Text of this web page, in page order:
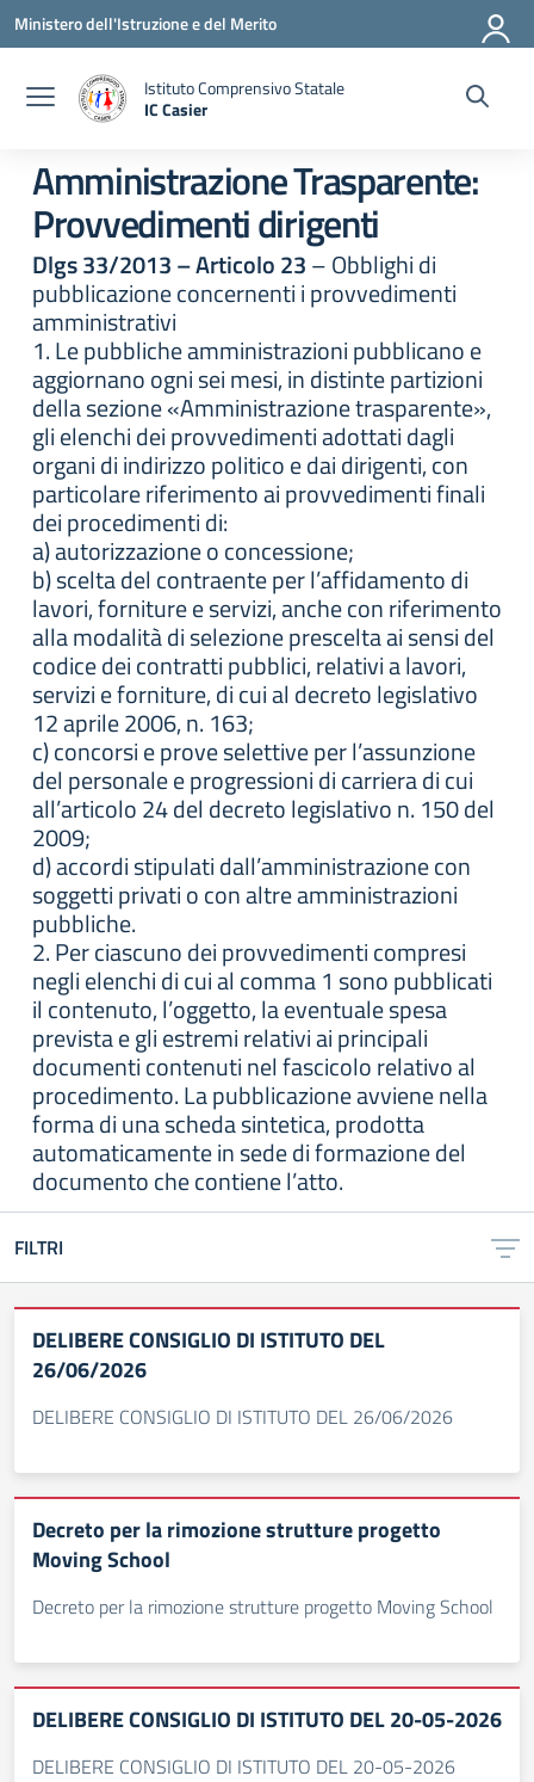
Vai ai contenuti
Vai al menu di navigazione
Vai al footer
Ministero dell'Istruzione e del Merito
Istituto Comprensivo Statale
IC Casier
Amministrazione Trasparente:
Provvedimenti dirigenti
Dlgs 33/2013 – Articolo 23– Obblighi di
pubblicazione concernenti i provvedimenti
amministrativi
1. Le pubbliche amministrazioni pubblicano e
aggiornano ogni sei mesi, in distinte partizioni
della sezione «Amministrazione trasparente»,
gli elenchi dei provvedimenti adottati dagli
organi di indirizzo politico e dai dirigenti, con
particolare riferimento ai provvedimenti finali
dei procedimenti di:
a) autorizzazione o concessione;
b) scelta del contraente per l’affidamento di
lavori, forniture e servizi, anche con riferimento
alla modalità di selezione prescelta ai sensi del
codice dei contratti pubblici, relativi a lavori,
servizi e forniture, di cui al decreto legislativo
12 aprile 2006, n. 163;
c) concorsi e prove selettive per l’assunzione
del personale e progressioni di carriera di cui
all’articolo 24 del decreto legislativo n. 150 del
2009;
d) accordi stipulati dall’amministrazione con
soggetti privati o con altre amministrazioni
pubbliche.
2. Per ciascuno dei provvedimenti compresi
negli elenchi di cui al comma 1 sono pubblicati
il contenuto, l’oggetto, la eventuale spesa
prevista e gli estremi relativi ai principali
documenti contenuti nel fascicolo relativo al
procedimento. La pubblicazione avviene nella
forma di una scheda sintetica, prodotta
automaticamente in sede di formazione del
documento che contiene l’atto.
FILTRI
DELIBERE CONSIGLIO DI ISTITUTO DEL
26/06/2026
DELIBERE CONSIGLIO DI ISTITUTO DEL 26/06/2026
Decreto per la rimozione strutture progetto
Moving School
Decreto per la rimozione strutture progetto Moving School
DELIBERE CONSIGLIO DI ISTITUTO DEL 20-05-2026
DELIBERE CONSIGLIO DI ISTITUTO DEL 20-05-2026